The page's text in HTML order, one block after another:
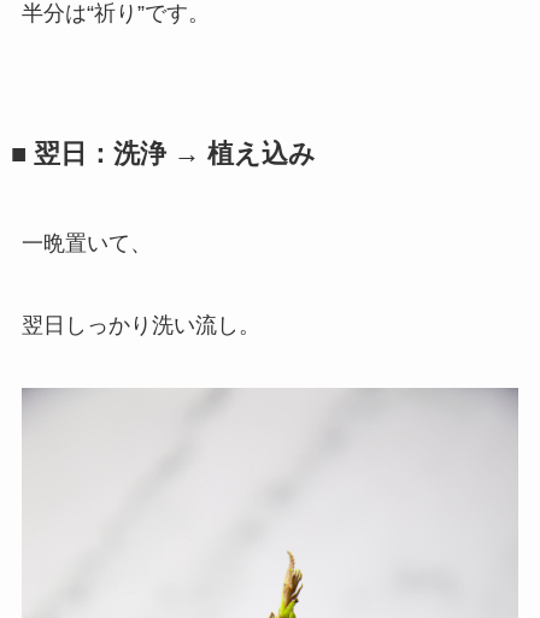
半分は“祈り”です。
■ 翌日：洗浄 → 植え込み
一晩置いて、
翌日しっかり洗い流し。